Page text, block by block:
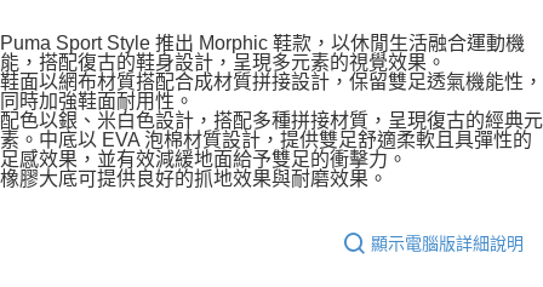
Puma Sport Style 推出 Morphic 鞋款，以休閒生活融合運動機
能，搭配復古的鞋身設計，呈現多元素的視覺效果。
鞋面以網布材質搭配合成材質拼接設計，保留雙足透氣機能性，
同時加強鞋面耐用性。
配色以銀、米白色設計，搭配多種拼接材質，呈現復古的經典元
素。中底以 EVA 泡棉材質設計，提供雙足舒適柔軟且具彈性的
足感效果，並有效減緩地面給予雙足的衝擊力。
橡膠大底可提供良好的抓地效果與耐磨效果。
顯示電腦版詳細說明